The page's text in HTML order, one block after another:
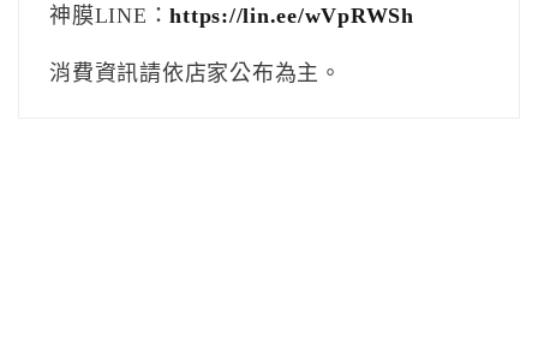
神膜LINE：https://lin.ee/wVpRWSh
消費資訊請依店家公布為主。